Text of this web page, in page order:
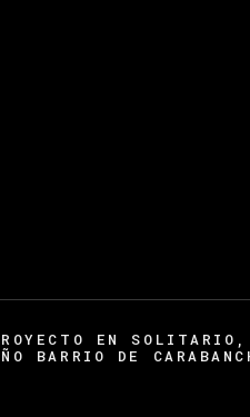
EN
BARRIO DE